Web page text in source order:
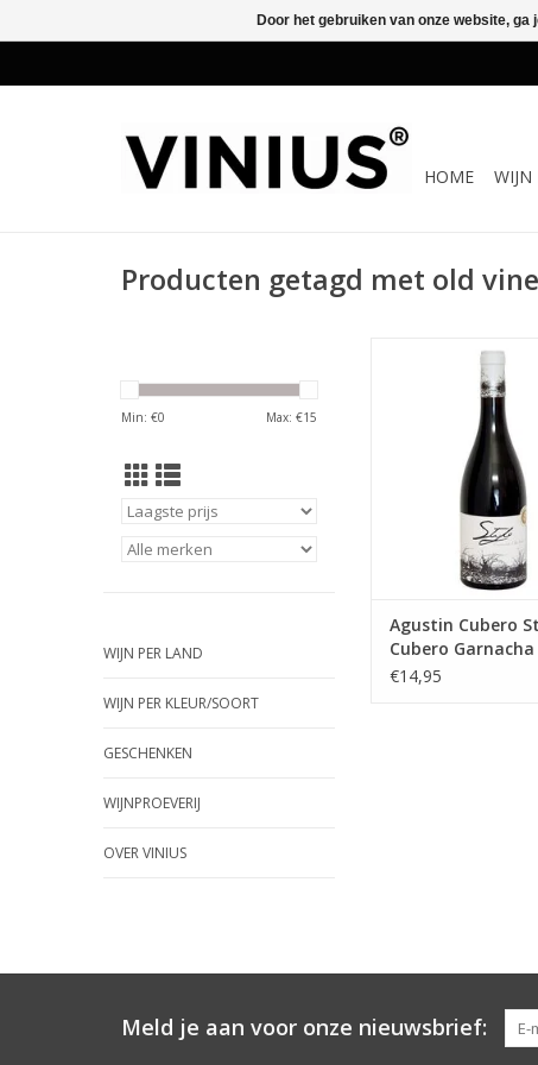
HOME WIJN
Producten getagd met old vine
Min: €0 Max: €15
WIJN PER LAND
WIJN PER KLEUR/SOORT
GESCHENKEN
WIJNPROEVERIJ
OVER VINIUS
De Stylo is gemaakt
stokken die geplant
jaren vanaf 1934 tot
fermentatie vond
cuvées waarna de
houtrijping heeft
minimaal 8 maanden
Hongaarse en
eikenvaten.
TOEVOEGEN AAN
Agustin Cubero
Cubero Garnacha
Vine 8 MS
€14,95
Meld je aan voor onze nieuwsbrief:
Door het gebruiken van onze website,